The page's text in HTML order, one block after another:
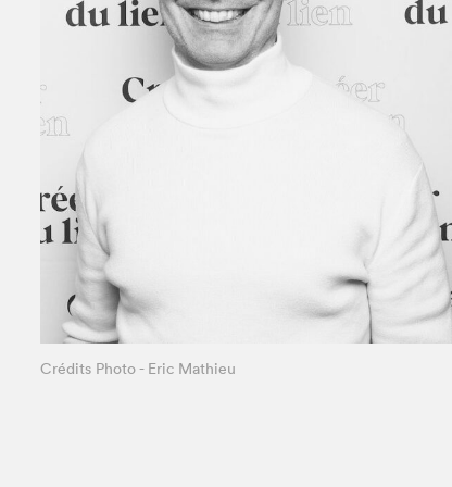
À propos du Salon
Liste des exposant·e·s
Liste des auteur·rice·s
Crédits Photo - Céline Chapdelaine